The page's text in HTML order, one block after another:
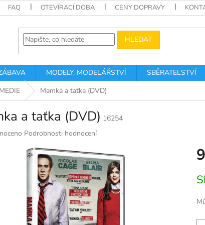
FAQ OTEVÍRACÍ DOBA CENY DOPRAVY
HLEDAT
MODELY, MODELÁŘSTVÍ SBĚRATELSTVÍ
Mamka a taťka (DVD)
a taťka (DVD) 16254
Podrobnosti hodnocení